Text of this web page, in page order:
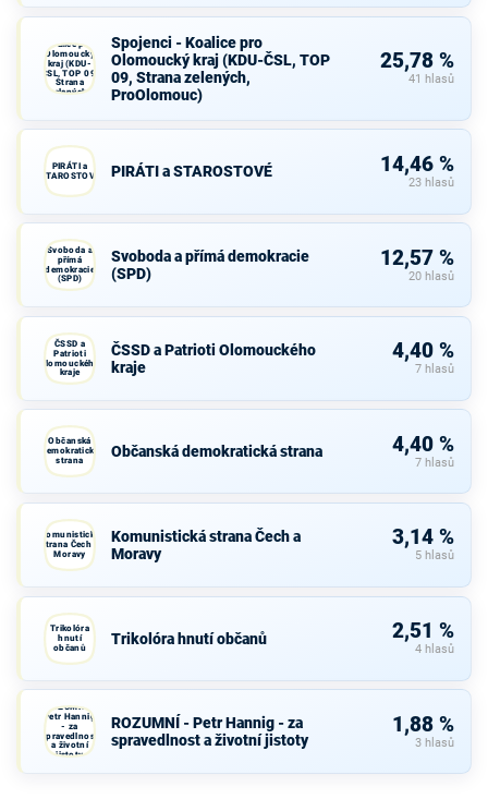
Koalice pro
Olomoucký
kraj (KDU-
ČSL, TOP 09,
Strana
zelených,
Spojenci - Koalice pro
Olomoucký kraj (KDU-ČSL, TOP
09, Strana zelených,
ProOlomouc)
25,78 %
41 hlasů
PIRÁTI a
STAROSTOVÉ
PIRÁTI a STAROSTOVÉ 14,46 %
23 hlasů
Svoboda a
přímá
demokracie
(SPD)
Svoboda a přímá demokracie
(SPD)
12,57 %
20 hlasů
ČSSD a
Patrioti
Olomouckého
kraje
ČSSD a Patrioti Olomouckého
kraje
4,40 %
7 hlasů
Občanská
demokratická
strana
Občanská demokratická strana 4,40 %
7 hlasů
Komunistická
strana Čech a
Moravy
Komunistická strana Čech a
Moravy
3,14 %
5 hlasů
Trikolóra
hnutí
občanů
Trikolóra hnutí občanů 2,51 %
4 hlasů
ROZUMNÍ -
Petr Hannig
- za
spravedlnost
a životní
jistoty
ROZUMNÍ - Petr Hannig - za
spravedlnost a životní jistoty
1,88 %
3 hlasů